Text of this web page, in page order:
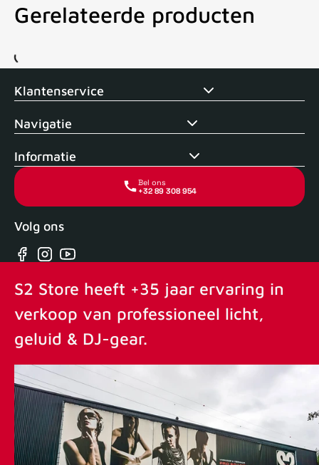
Gerelateerde producten
Voor 15uur besteld, zelfde dag verstuurd Echte winkel +35
Klantenservice
Navigatie
Informatie
Bel ons
+32 89 308 954
Volg ons
Facebook
Instagram
YouTube
S2 Store heeft +35 jaar ervaring in
verkoop van professioneel licht,
geluid & DJ-gear.